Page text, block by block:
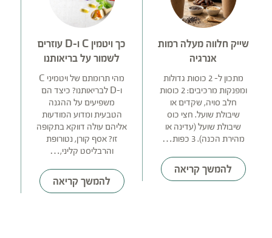
שייק חלווה מעלה רמות
אנרגיה
מתכון ל- 2 כוסות גדולות
ומפנקות מרכיבים: 2 כוסות
חלב סויה, שקדים או
שיבולת שועל. חצי כוס
שיבולת שועל (עדינה או
מהירת הכנה). 3 כפות…
להמשך קריאה
כך ויטמין C ו-D עוזרים
לשמור על בריאותנו
מהי תרומתם של ויטמיני C
ו-D לבריאותנו? כיצד הם
משפיעים על ההגנה
הטבעית ומדוע המודעות
אליהם עולה דווקא בתקופה
זו? אסף קורן, נטורופת
והרבליסט קליני,…
להמשך קריאה